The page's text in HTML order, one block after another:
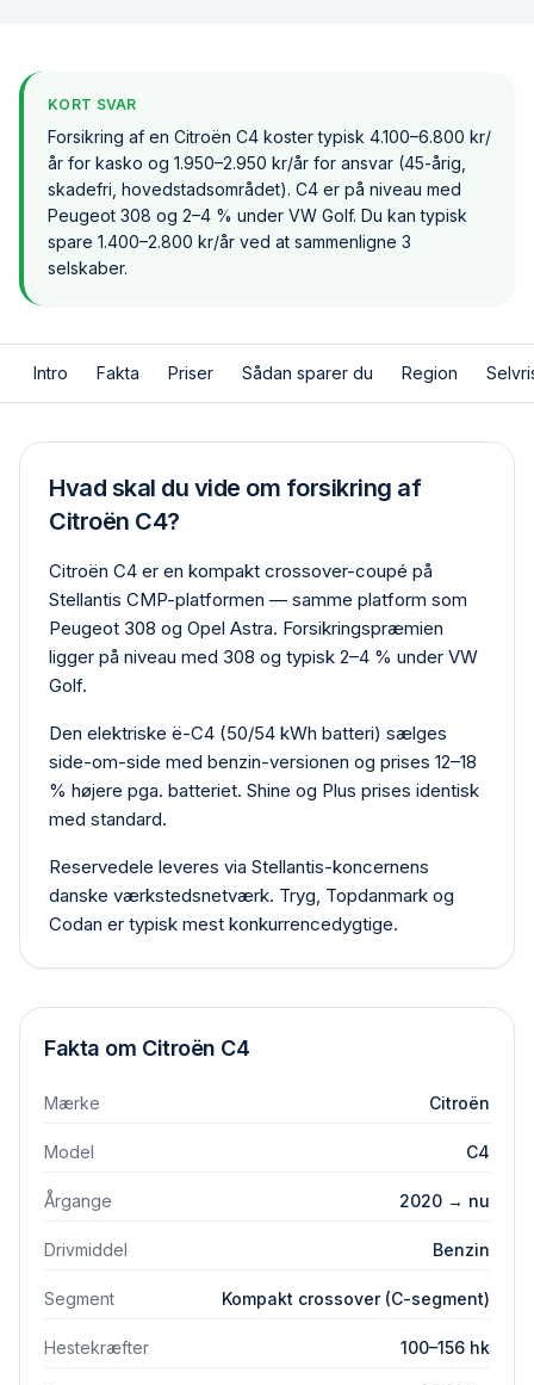
KORT SVAR
Forsikring af en Citroën C4 koster typisk 4.100–6.800 kr/
år for kasko og 1.950–2.950 kr/år for ansvar (45-årig,
skadefri, hovedstadsområdet). C4 er på niveau med
Peugeot 308 og 2–4 % under VW Golf. Du kan typisk
spare 1.400–2.800 kr/år ved at sammenligne 3
selskaber.
Intro Fakta Priser Sådan sparer du Region
Hvad skal du vide om forsikring af
Citroën C4?
Citroën C4 er en kompakt crossover-coupé på
Stellantis CMP-platformen — samme platform som
Peugeot 308 og Opel Astra. Forsikringspræmien
ligger på niveau med 308 og typisk 2–4 % under VW
Golf.
Den elektriske ë-C4 (50/54 kWh batteri) sælges
side-om-side med benzin-versionen og prises 12–18
% højere pga. batteriet. Shine og Plus prises identisk
med standard.
Reservedele leveres via Stellantis-koncernens
danske værkstedsnetværk. Tryg, Topdanmark og
Codan er typisk mest konkurrencedygtige.
Fakta om Citroën C4
Mærke Citroën
Model C4
Årgange 2020 → nu
Drivmiddel Benzin
Segment Kompakt crossover (C-segment)
Hestekræfter 100–156 hk